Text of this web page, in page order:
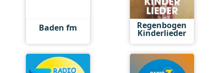
Baden fm Regenbogen
Kinderlieder